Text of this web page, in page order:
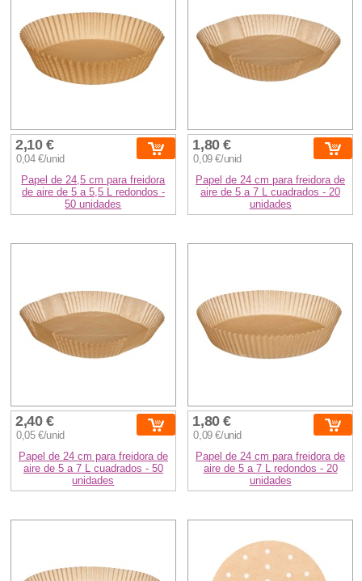
2,10 €
0,04 €/unid
Papel de 24,5 cm para freidora
de aire de 5 a 5,5 L redondos -
50 unidades
1,80 €
0,09 €/unid
Papel de 24 cm para freidora de
aire de 5 a 7 L cuadrados - 20
unidades
2,40 €
0,05 €/unid
Papel de 24 cm para freidora de
aire de 5 a 7 L cuadrados - 50
unidades
1,80 €
0,09 €/unid
Papel de 24 cm para freidora de
aire de 5 a 7 L redondos - 20
unidades